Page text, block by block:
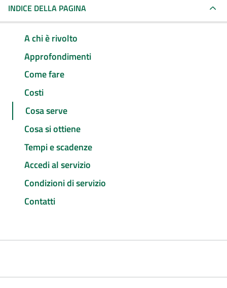
INDICE DELLA PAGINA
A chi è rivolto
Approfondimenti
Come fare
Costi
Cosa serve
Cosa si ottiene
Tempi e scadenze
Accedi al servizio
Condizioni di servizio
Contatti